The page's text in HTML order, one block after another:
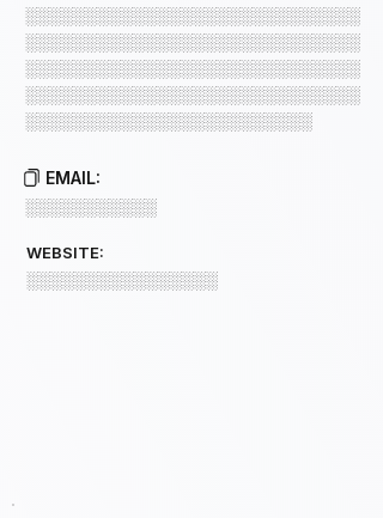
░░░░░░░░░░░░░░░░░░░░░░░░░░░░
░░░░░░░░░░░░░░░░░░░░░░░░░░░░
░░░░░░░░░░░░░░░░░░░░░░░░░░░░
░░░░░░░░░░░░░░░░░░░░░░░░░░░░
░░░░░░░░░░░░░░░░░░░░░░░░
EMAIL:
░░░░░░░░░░░
WEBSITE:
░░░░░░░░░░░░░░░░